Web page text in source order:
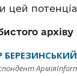
цей
БЕРЕЗИНСЬКИЙ